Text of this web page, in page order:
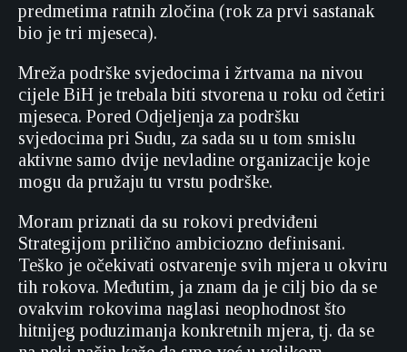
predmetima ratnih zločina (rok za prvi sastanak
bio je tri mjeseca).
Mreža podrške svjedocima i žrtvama na nivou
cijele BiH je trebala biti stvorena u roku od četiri
mjeseca. Pored Odjeljenja za podršku
svjedocima pri Sudu, za sada su u tom smislu
aktivne samo dvije nevladine organizacije koje
mogu da pružaju tu vrstu podrške.
Moram priznati da su rokovi predviđeni
Strategijom prilično ambiciozno definisani.
Teško je očekivati ostvarenje svih mjera u okviru
tih rokova. Međutim, ja znam da je cilj bio da se
ovakvim rokovima naglasi neophodnost što
hitnijeg poduzimanja konkretnih mjera, tj. da se